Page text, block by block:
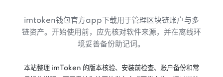
imtoken钱包官方app下载用于管理区块链账户与多
链资产。开始使用前，应先核对软件来源，并在离线环
境妥善备份助记词。
本站整理 imToken 的版本核验、安装前检查、账户备份和常